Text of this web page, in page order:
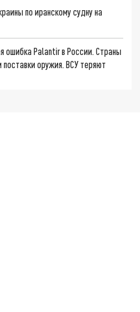
по иранскому судну на
ошибка Palantir в России. Страны
оружия. ВСУ теряют